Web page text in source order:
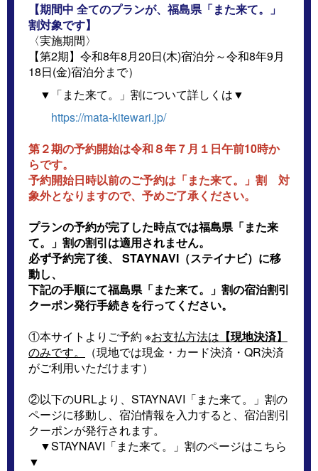
【期間中 全てのプランが、福島県「また来て。」
割対象です】
〈実施期間〉
【第2期】令和8年8月20日(木)宿泊分～令和8年9月
18日(金)宿泊分まで）
▼「また来て。」割について詳しくは▼
https://mata-kitewari.jp/
第２期の予約開始は令和８年７月１日午前10時か
らです。
予約開始日時以前のご予約は「また来て。」割 対
象外となりますので、予めご了承ください。
プランの予約が完了した時点では福島県「また来
て。」割の割引は適用されません。
必ず予約完了後、 STAYNAVI（ステイナビ）に移
動し、
下記の手順にて福島県「また来て。」割の宿泊割引
クーポン発行手続きを行ってください。
①本サイトよりご予約 ※お支払方法は 【現地決済】
のみです。
（現地では現金・カード決済・QR決済
がご利用いただけます）
②以下のURLより、STAYNAVI「また来て。」割の
ページに移動し、宿泊情報を入力すると、宿泊割引
クーポンが発行されます。
▼STAYNAVI「また来て。」割のページはこちら
▼